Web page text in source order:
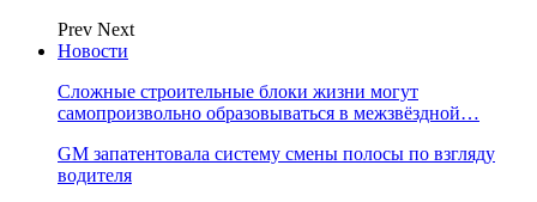
Prev Next
Новости
Сложные строительные блоки жизни могут
самопроизвольно образовываться в межзвёздной…
GM запатентовала систему смены полосы по взгляду
водителя